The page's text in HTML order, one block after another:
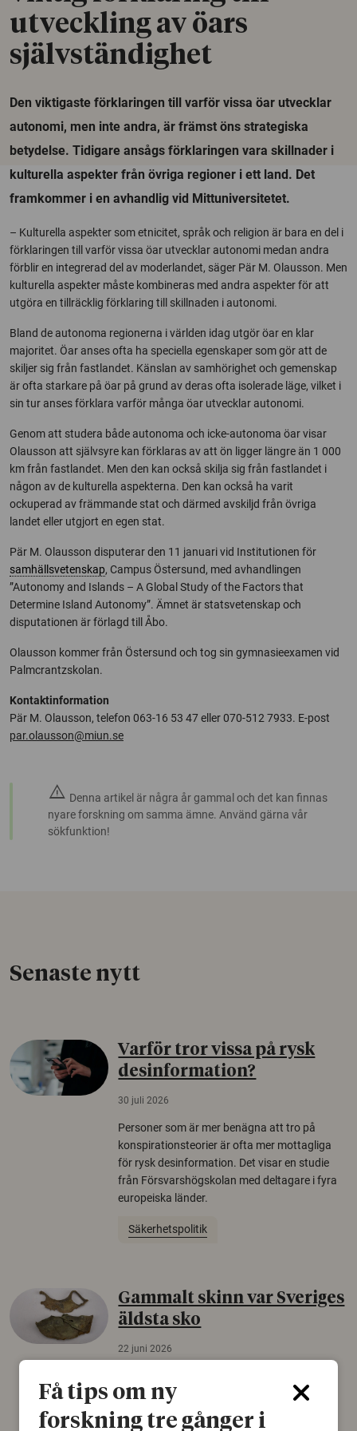
utveckling av öars
självständighet
Den viktigaste förklaringen till varför vissa öar utvecklar
autonomi, men inte andra, är främst öns strategiska
betydelse. Tidigare ansågs förklaringen vara skillnader i
kulturella aspekter från övriga regioner i ett land. Det
framkommer i en avhandlig vid Mittuniversitetet.
– Kulturella aspekter som etnicitet, språk och religion är bara en del i
förklaringen till varför vissa öar utvecklar autonomi medan andra
förblir en integrerad del av moderlandet, säger Pär M. Olausson. Men
kulturella aspekter måste kombineras med andra aspekter för att
utgöra en tillräcklig förklaring till skillnaden i autonomi.
Bland de autonoma regionerna i världen idag utgör öar en klar
majoritet. Öar anses ofta ha speciella egenskaper som gör att de
skiljer sig från fastlandet. Känslan av samhörighet och gemenskap
är ofta starkare på öar på grund av deras ofta isolerade läge, vilket i
sin tur anses förklara varför många öar utvecklar autonomi.
Genom att studera både autonoma och icke-autonoma öar visar
Olausson att självsyre kan förklaras av att ön ligger längre än 1 000
km från fastlandet. Men den kan också skilja sig från fastlandet i
någon av de kulturella aspekterna. Den kan också ha varit
ockuperad av främmande stat och därmed avskiljd från övriga
landet eller utgjort en egen stat.
Pär M. Olausson disputerar den 11 januari vid Institutionen för
samhällsvetenskap, Campus Östersund, med avhandlingen
”Autonomy and Islands – A Global Study of the Factors that
Determine Island Autonomy”. Ämnet är statsvetenskap och
disputationen är förlagd till Åbo.
Olausson kommer från Östersund och tog sin gymnasieexamen vid
Palmcrantzskolan.
Kontaktinformation
Pär M. Olausson, telefon 063-16 53 47 eller 070-512 7933. E-post
par.olausson@miun.se
warning Denna artikel är några år gammal och det kan finnas
nyare forskning om samma ämne. Använd gärna vår
sökfunktion!
Senaste nytt
Varför tror vissa på rysk
desinformation?
30 juli 2026
Personer som är mer benägna att tro på
konspirationsteorier är ofta mer mottagliga
för rysk desinformation. Det visar en studie
från Försvarshögskolan med deltagare i fyra
europeiska länder.
Säkerhetspolitik
Gammalt skinn var Sveriges
äldsta sko
22 juni 2026
björnfäll visar sig vara delar av en 2000 år
gammal sko. Fyndet bär spår av romerskt
skomode och beskrivs som mycket ovanligt i
Få tips om ny
forskning tre gånger i